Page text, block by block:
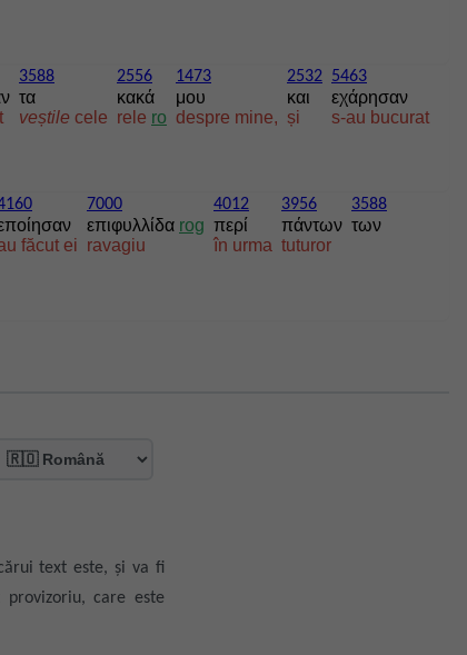
3588
τα
veștile cele
2556
κακά
rele ro
1473
μου
despre mine,
2532
και
și
5463
εχάρησαν
s-au bucurat
făcut ei
7000
επιφυλλίδα rog
ravagiu
4012
περί
în urma
3956
πάντων
tuturor
3588
των
text este, și va fi
care este